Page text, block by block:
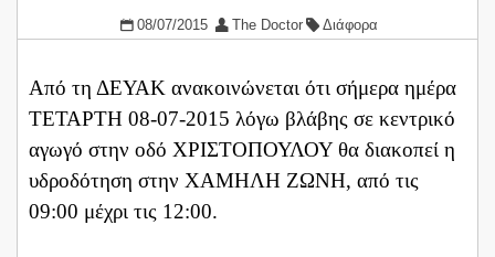
08/07/2015 The Doctor Διάφορα
Από τη ΔΕΥΑΚ ανακοινώνεται ότι σήμερα ημέρα
ΤΕΤΑΡΤΗ 08-07-2015 λόγω βλάβης σε κεντρικό
αγωγό στην οδό ΧΡΙΣΤΟΠΟΥΛΟΥ θα διακοπεί η
υδροδότηση στην ΧΑΜΗΛΗ ΖΩΝΗ, από τις
09:00 μέχρι τις 12:00.